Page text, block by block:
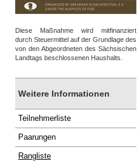
Diese Maßnahme wird mitfinanziert
durch Steuermittel auf der Grundlage des
von den Abgeordneten des Sächsischen
Landtags beschlossenen Haushalts.
Weitere Informationen
Teilnehmerliste
Paarungen
Rangliste